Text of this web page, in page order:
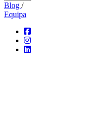
Blog /
Equipa